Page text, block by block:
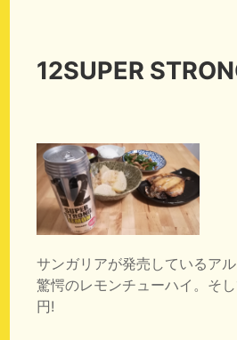
12SUPER
サンガリアが発売しているア
驚愕のレモンチューハイ。そ
円!